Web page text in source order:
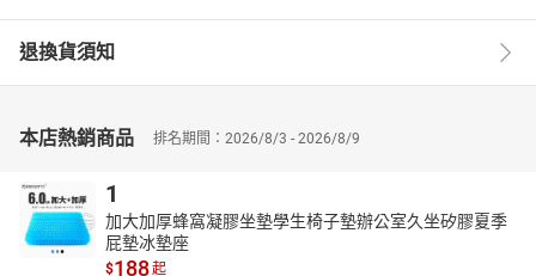
退換貨須知
本店熱銷商品 排名期間：2026/8/3 - 2026/8/9
1
加大加厚蜂窩凝膠坐墊學生椅子墊辦公室久坐矽膠夏季
屁墊冰墊座
$188起